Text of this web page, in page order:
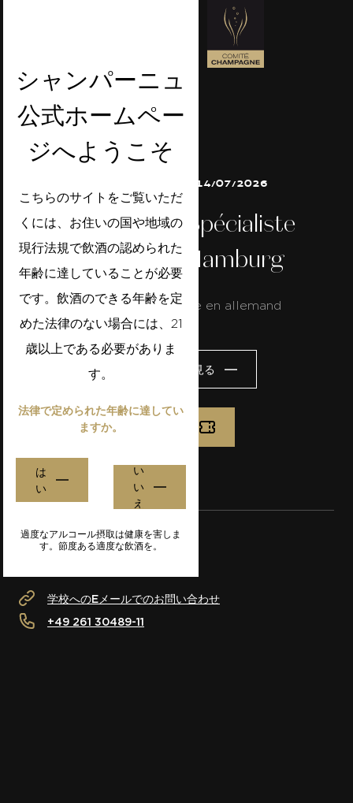
シャンパーニュ
公式ホームペー
ジへようこそ
こちらのサイトをご覧いただ
くには、お住いの国や地域の
現行法規で飲酒の認められた
年齢に達していることが必要
です。飲酒のできる年齢を定
めた法律のない場合には、21
歳以上である必要がありま
す。
法律で定められた年齢に達してい
ますか。
は
い
い
い
え
過度なアルコール摂取は健康を害しま
す。節度ある適度な飲酒を。
13/07/2026 で 14/07/2026
Champagne Spécialiste
Allemand - Hamburg
Formation dispensée en allemand
ウェブサイトを見る
学校へのEメールでのお問い合わせ
+49 261 30489-11